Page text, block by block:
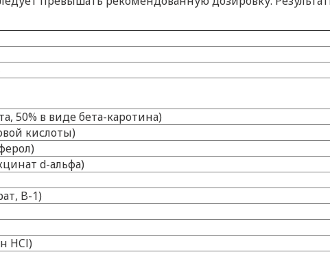
50% в виде бета-каротина)
кислоты)
d-альфа)
B-1)
HCl)